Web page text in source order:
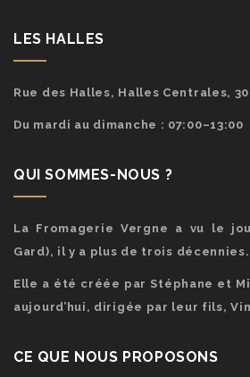
LES HALLES
Rue des Halles, Halles Centrales,
Du mardi au dimanche : 07:00–13:00
QUI SOMMES-NOUS ?
La Fromagerie Vergne a vu le
Gard), il y a plus de trois décennies.
Elle a été créée par Stéphane et
aujourd’hui, dirigée par leur fils,
CE QUE NOUS PROPOSONS